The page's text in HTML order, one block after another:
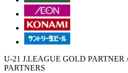
U-21 J.LEAGUE GOLD PARTNER
PARTNERS